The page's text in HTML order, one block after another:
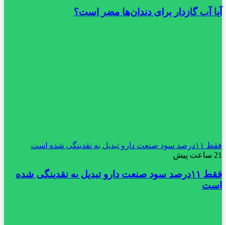
آیا آب گازدار برای دندان‌ها مضر است؟
فقط ۱۱‌درصد سود صنعت دارو تبدیل به نقدینگی شده است
21 ساعت پیش
فقط ۱۱‌درصد سود صنعت دارو تبدیل به نقدینگی شده
است